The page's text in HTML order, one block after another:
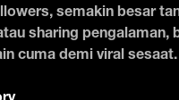
semakin besar
sharing pengalaman,
cuma demi viral sesaat.